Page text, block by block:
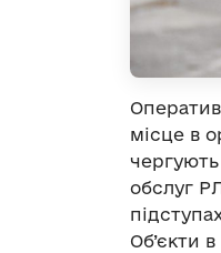
місце в
обслуг
Об’єкти